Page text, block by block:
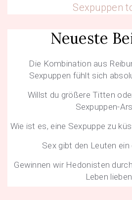
Sexpuppen
Neueste
Die Kombination aus
Sexpuppen fühlt sich
Willst du größere Titten
Sexpuppen-
Wie ist es, eine Sexpuppe zu
Sex gibt den Leuten
Gewinnen wir Hedonisten
Leben